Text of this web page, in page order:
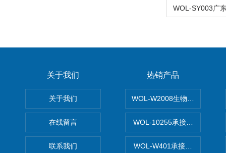
关于我们
关于我们
在线留言
联系我们
热销产品
WOL-W2008生物制药GMP
WOL-10255承接清远电子
WOL-W401承接食品QS认